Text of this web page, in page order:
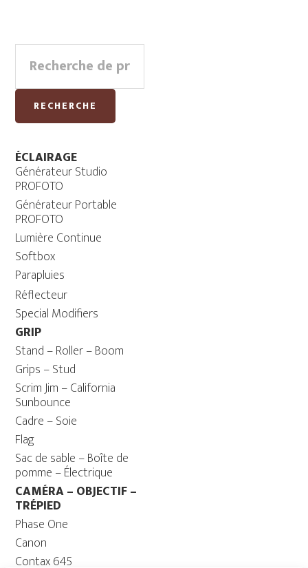
Primary
Sidebar
pour :
RECHERCHE
ÉCLAIRAGE
Générateur Studio
PROFOTO
Générateur Portable
PROFOTO
Lumière Continue
Softbox
Parapluies
Réflecteur
Special Modifiers
GRIP
Stand – Roller – Boom
Grips – Stud
Scrim Jim – California
Sunbounce
Cadre – Soie
Flag
Sac de sable – Boîte de
pomme – Électrique
CAMÉRA – OBJECTIF –
TRÉPIED
Phase One
Canon
Contax 645